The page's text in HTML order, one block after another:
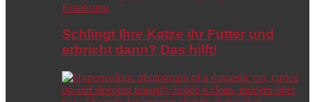
Ernährung
Schlingt Ihre Katze ihr Futter und
erbricht dann? Das hilft!